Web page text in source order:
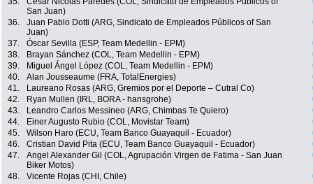
San Juan)
36.
Juan Pablo Dotti (ARG, Sindicato de Empleados Públicos of San
Juan)
37. Óscar Sevilla (ESP, Team Medellin - EPM)
38.
Brayan Sánchez (COL, Team Medellin - EPM)
39.
Miguel Ángel López (COL, Team Medellin - EPM)
40.
Alan Jousseaume (FRA, TotalEnergies)
41.
Laureano Rosas (ARG, Gremios por el Deporte – Cutral Co)
42.
Ryan Mullen (IRL, BORA - hansgrohe)
43.
Leandro Carlos Messineo (ARG, Chimbas Te Quiero)
44.
Einer Augusto Rubio (COL, Movistar Team)
45.
Wilson Haro (ECU, Team Banco Guayaquil - Ecuador)
46.
Cristian David Pita (ECU, Team Banco Guayaquil - Ecuador)
47.
Angel Alexander Gil (COL, Agrupación Virgen de Fatima - San Juan
Biker Motos)
48. Vicente Rojas (CHI, Chile)